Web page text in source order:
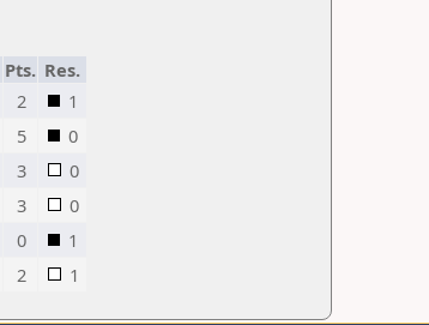
Pts. Res.
2
1
5
0
3
0
3
0
0
1
2
1